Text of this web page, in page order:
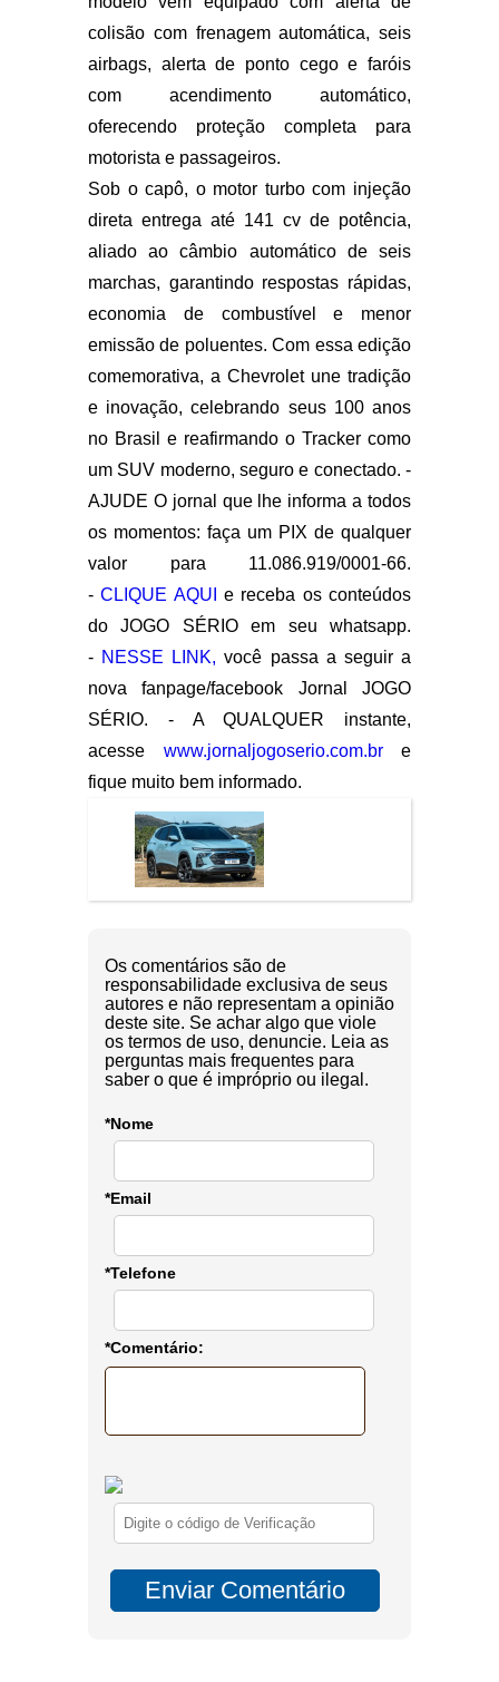
colisão com frenagem automática, seis
airbags, alerta de ponto cegoefaróis
com acendimento automático,
oferecendo proteção completa para
motorista e passageiros.
Sob o capô, o motor turbo com injeção
direta entrega até 141 cv de potência,
aliado ao câmbio automático de seis
marchas, garantindo respostas rápidas,
economia de combustível e menor
emissão de poluentes. Com essa edição
comemorativa, a Chevrolet une tradição
e inovação, celebrando seus 100 anos
no Brasil e reafirmando o Tracker como
um SUV moderno, seguro e conectado. -
AJUDE O jornal que lhe informa a todos
os momentos: faça um PIX de qualquer
valor para 11.086.919/0001-66.
-CLIQUE AQUI
e receba os conteúdos
do JOGO SÉRIO em seu whatsapp.
- NESSE LINK, você passa a seguir a
nova fanpage/facebook Jornal JOGO
SÉRIO. - A QUALQUER instante,
acesse www.jornaljogoserio.com.bre
fique muito bem informado.
Os comentários são de
responsabilidade exclusiva de seus
autores e não representam a opinião
deste site. Se achar algo que viole
os termos de uso, denuncie. Leia as
perguntas mais frequentes para
saber o que é impróprio ou ilegal.
*Nome
*Email
*Telefone
*Comentário: